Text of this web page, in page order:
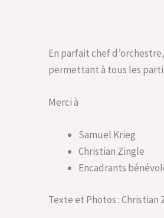
En parfait chef
permettant à tous les
Merci à
Samuel Krieg
Christian Zingle
Encadrants
Texte et Photos : Christian